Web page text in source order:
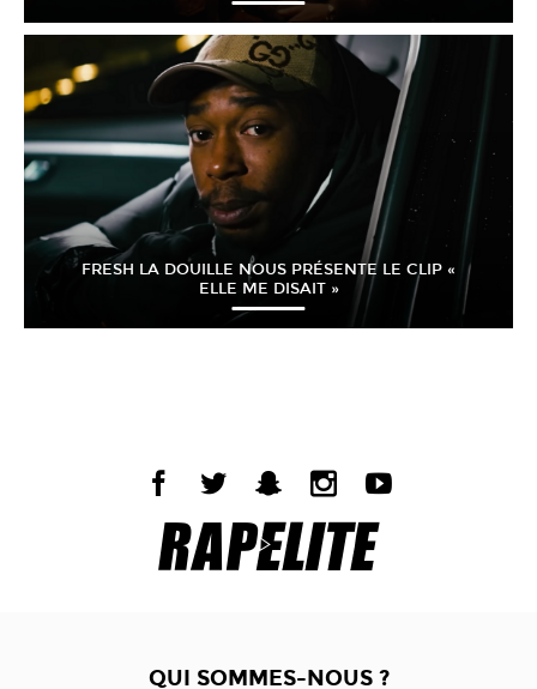
FRESH LA DOUILLE NOUS PRÉSENTE LE CLIP «
ELLE ME DISAIT »
QUI SOMMES-NOUS ?